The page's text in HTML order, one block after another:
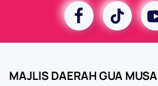
MAJLIS DAERAH GUA